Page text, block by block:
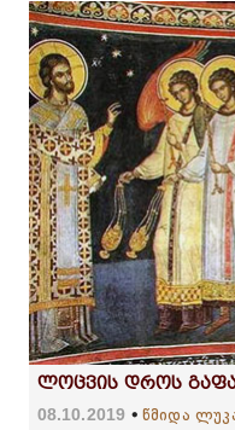
ლოცვის დროს
08.10.2019 წმიდა